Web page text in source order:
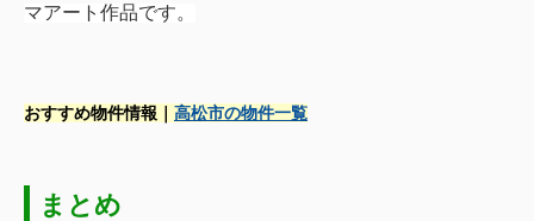
マアート作品です。
おすすめ物件情報｜ 高松市の物件一覧
まとめ